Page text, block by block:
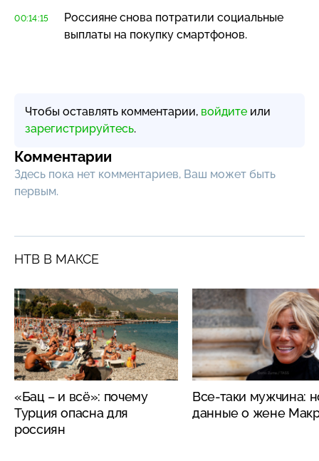
00:14:15
Россияне снова потратили социальные
выплаты на покупку смартфонов.
Чтобы оставлять комментарии, войдите или
зарегистрируйтесь.
Комментарии
Здесь пока нет комментариев, Ваш может быть
первым.
НТВ В МАКСЕ
«Бац – и всё»: почему
Турция опасна для
россиян
Все-таки мужчина:
данные о жене